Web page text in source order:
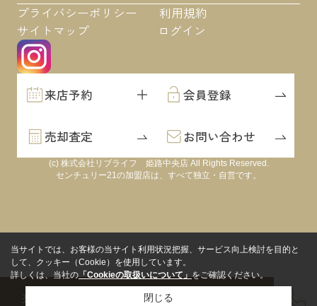
プライバシーポリシー
利用規約
サイトマップ
ログイン
来店予約 会員登録
売却査定 お問い合わせ
(c) 株式会社リブライフ 姫路中央店 All Rights Reserved.
センチュリー21の加盟店は、すべて独立・自営です。
来店予約 会員登録
当サイトでは、お客様の当サイト利用状況把握、サービス向上検討を目的と
して、クッキー（Cookie）を使用しています。
詳しくは、当社の「Cookieの取扱いについて」をご確認ください。
閉じる